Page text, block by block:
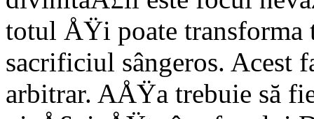
totul ÅŸi poate transforma
sacrificiul sângeros. Acest
arbitrar. AÅŸa trebuie să